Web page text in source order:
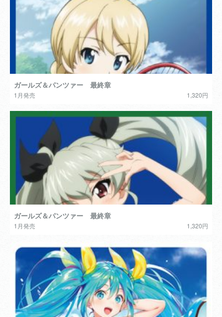
ガールズ＆パンツァー 最終章
1月発売 1,320円
ガールズ＆パンツァー 最終章
1月発売 1,320円